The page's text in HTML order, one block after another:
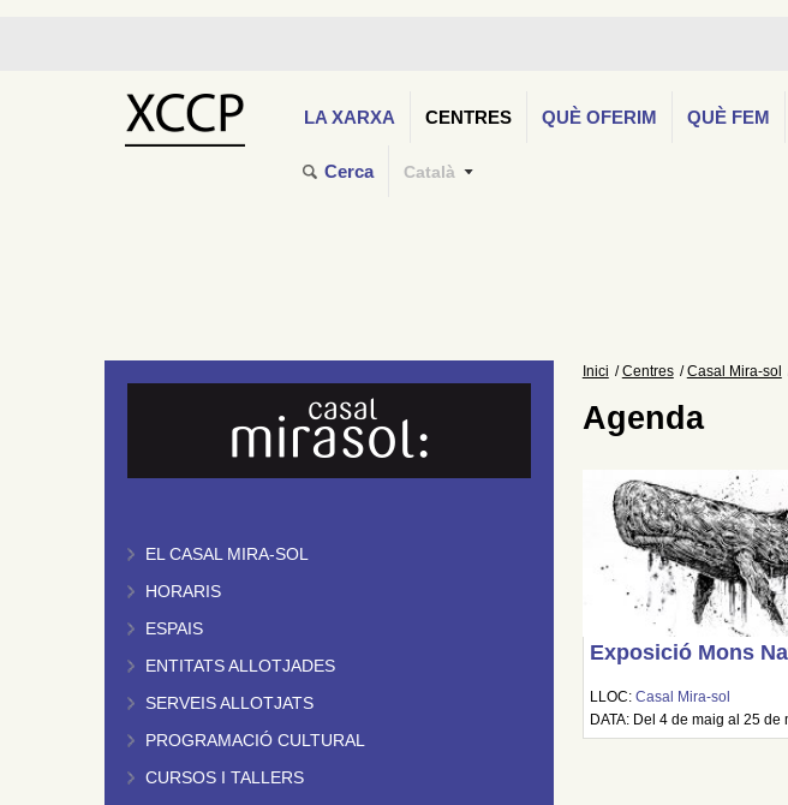
LA XARXA CENTRES QUÈ OFERIM QUÈ FEM
Cerca Català
EL CASAL MIRA-SOL
HORARIS
ESPAIS
ENTITATS ALLOTJADES
SERVEIS ALLOTJATS
PROGRAMACIÓ CULTURAL
CURSOS I TALLERS
Inici Centres Casal Mira-sol
Agenda
Exposició Mons
LLOC: Casal Mira-sol
DATA: Del 4 de maig al 25 de